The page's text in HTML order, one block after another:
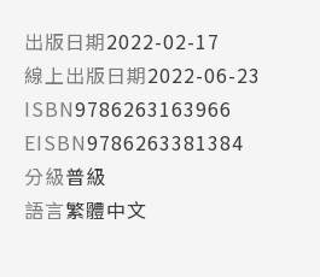
出版日期2022-02-17
線上出版日期2022-06-23
ISBN9786263163966
EISBN9786263381384
分級普級
語言繁體中文